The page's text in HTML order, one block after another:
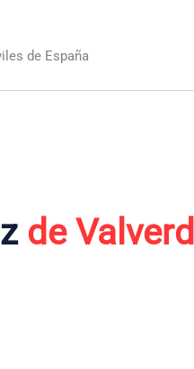
de España
de